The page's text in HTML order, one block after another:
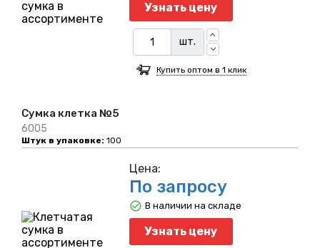
Сумка клетка №5
6005
Штук в упаковке: 100
Узнать цену
шт.
Купить оптом в 1 клик
Цена:
По запросу
Узнать цену
В наличии на складе